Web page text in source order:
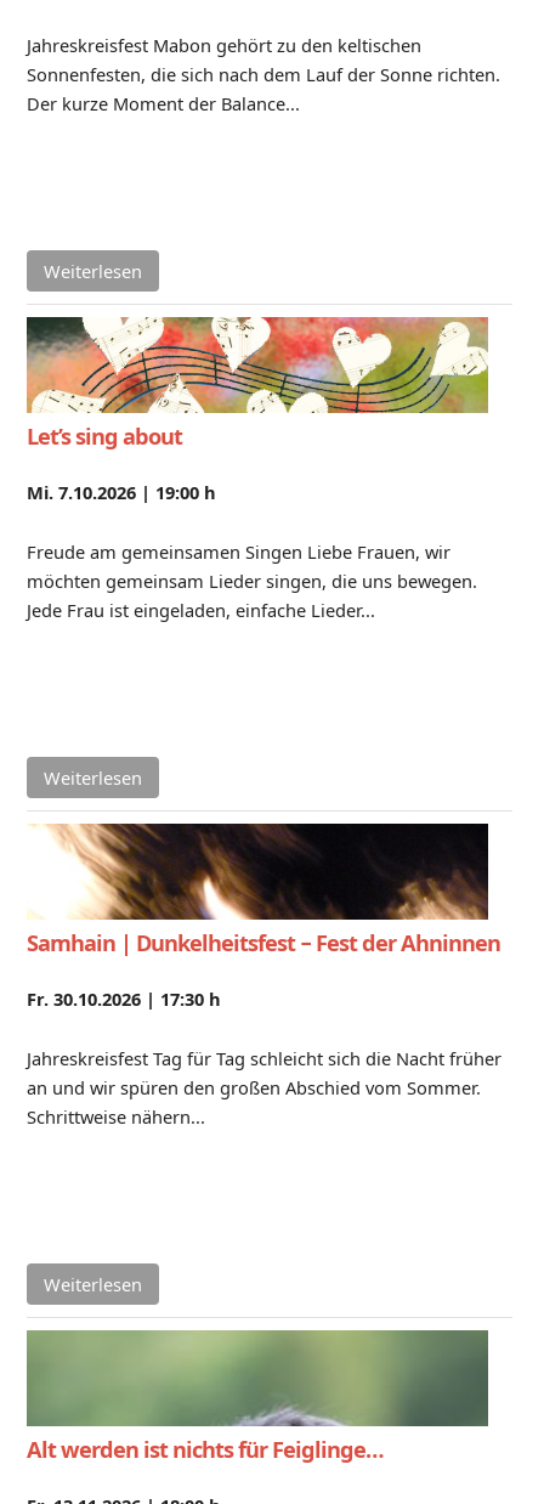
Jahreskreisfest Mabon gehört zu den keltischen
Sonnenfesten, die sich nach dem Lauf der Sonne richten.
Der kurze Moment der Balance...
Weiterlesen
Let’s sing about
Mi. 7.10.2026 | 19:00 h
Freude am gemeinsamen Singen Liebe Frauen, wir
möchten gemeinsam Lieder singen, die uns bewegen.
Jede Frau ist eingeladen, einfache Lieder...
Weiterlesen
Samhain | Dunkelheitsfest − Fest der Ahninnen
Fr. 30.10.2026 | 17:30 h
Jahreskreisfest Tag für Tag schleicht sich die Nacht früher
an und wir spüren den großen Abschied vom Sommer.
Schrittweise nähern...
Weiterlesen
Alt werden ist nichts für Feiglinge…